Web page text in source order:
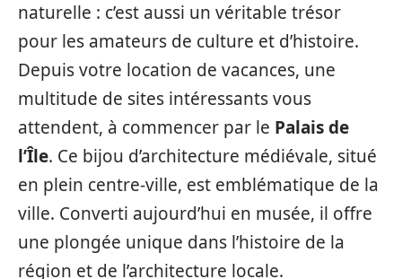
naturelle : c’est aussi un véritable trésor
pour les amateurs de culture et d’histoire.
Depuis votre location de vacances, une
multitude de sites intéressants vous
attendent, à commencer par le Palais de
l’Île. Ce bijou d’architecture médiévale, situé
en plein centre-ville, est emblématique de la
ville. Converti aujourd’hui en musée, il offre
une plongée unique dans l’histoire de la
région et de l’architecture locale.